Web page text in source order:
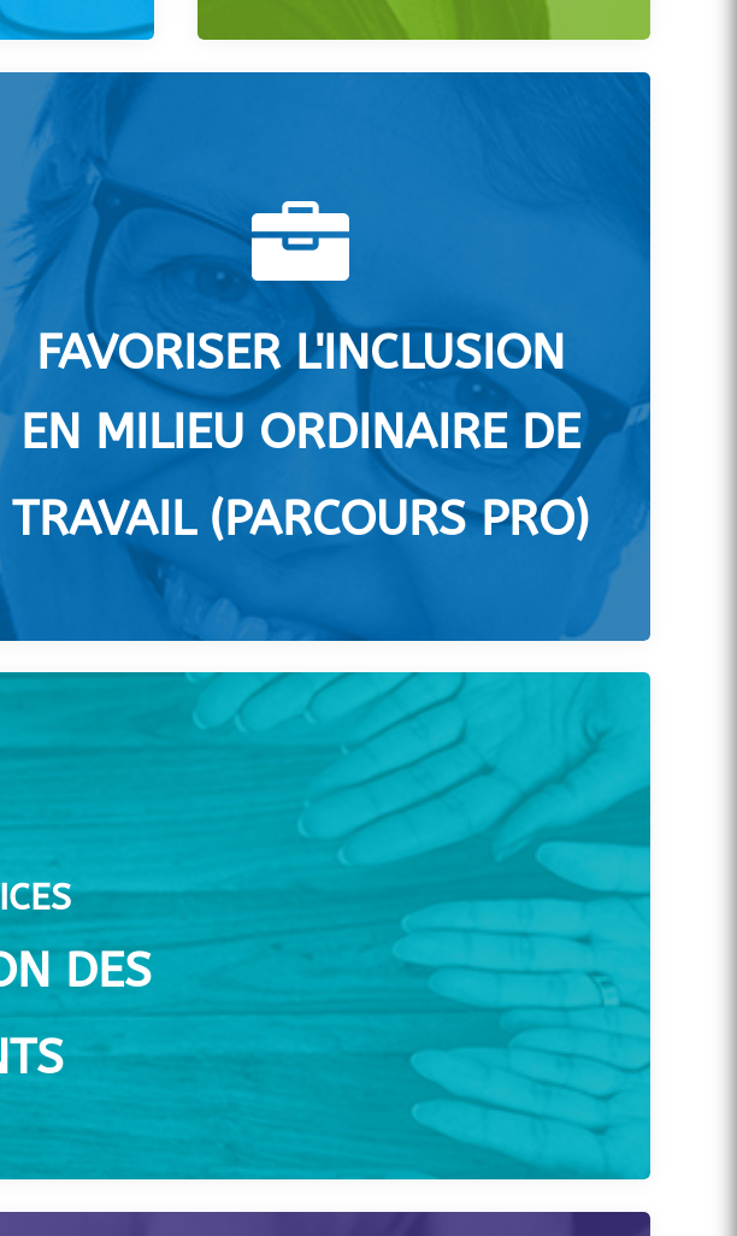

FAVORISER L'INCLUSION
EN MILIEU ORDINAIRE DE
TRAVAIL (PARCOURS PRO)
DES